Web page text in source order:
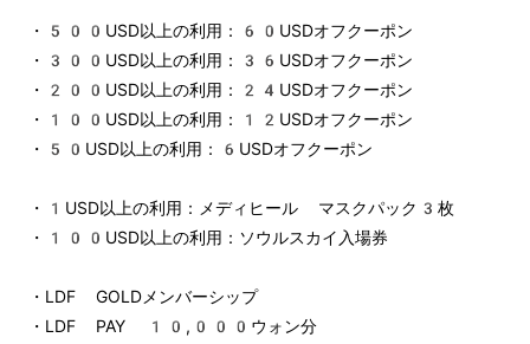
・500USD以上の利用：60USDオフクーポン
・300USD以上の利用：36USDオフクーポン
・200USD以上の利用：24USDオフクーポン
・100USD以上の利用：12USDオフクーポン
・50USD以上の利用：6USDオフクーポン
・1USD以上の利用：メディヒール マスクパック3枚
・100USD以上の利用：ソウルスカイ入場券
・LDF GOLDメンバーシップ
・LDF PAY 10,000ウォン分